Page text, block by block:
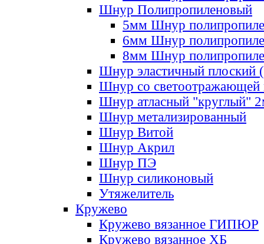
Шнур Полипропиленовый
5мм Шнур
6мм Шнур
8мм Шнур
Шнур эластичный плоский
Шнур со светоотражающей
Шнур атласный "круглый"
Шнур метализированный
Шнур Витой
Шнур Акрил
Шнур ПЭ
Шнур силиконовый
Утяжелитель
Кружево
Кружево вязанное ГИПЮР
Кружево вязанное ХБ